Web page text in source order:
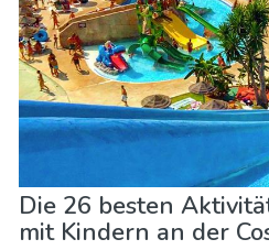
Die 26 besten
mit Kindern an der